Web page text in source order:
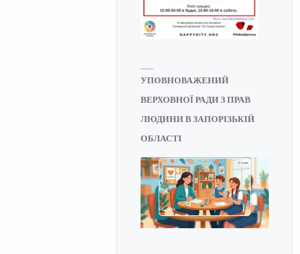
УПОВНОВАЖЕНИЙ
ВЕРХОВНОЇ РАДИ З ПРАВ
ЛЮДИНИ В ЗАПОРІЗЬКІЙ
ОБЛАСТІ